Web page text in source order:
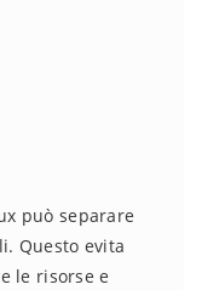
può separare
Questo evita
le risorse e